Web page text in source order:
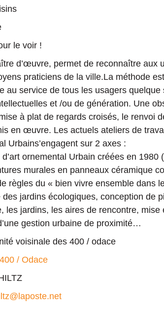
PROCÉDURE
LE
LE
RÈGLEMENT
le voir !
d’œuvre, permet de reconnaître aux
praticiens de la ville.La méthode
au service de tous les usagers
et /ou de génération. Une
à plat de regards croisés, le renvoi
en œuvre. Les actuels ateliers de
Urbains’engagent sur 2 axes :
ornemental Urbain créées en 1980
murales en panneaux céramique
règles du « bien vivre ensemble dans
des jardins écologiques, conception de
les jardins, les aires de rencontre, mise
gestion urbaine de proximité…
voisinale des 400 / odace
/ Odace